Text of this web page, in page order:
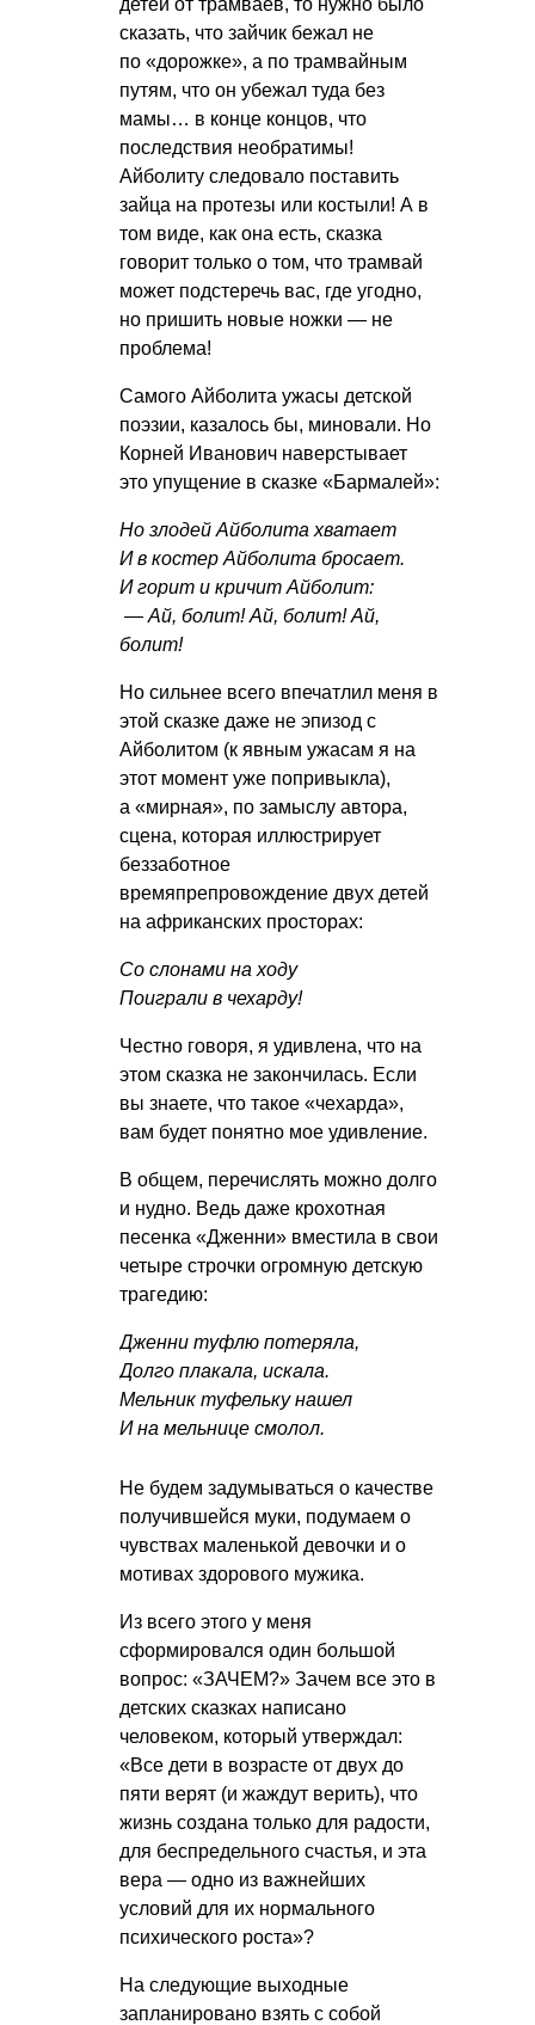
сказать, что зайчик бежал не
по «дорожке», а по трамвайным
путям, что он убежал туда без
мамы… в конце концов, что
последствия необратимы!
Айболиту следовало поставить
зайца на протезы или костыли! А в
том виде, как она есть, сказка
говорит только о том, что трамвай
может подстеречь вас, где угодно,
но пришить новые ножки — не
проблема!
Самого Айболита ужасы детской
поэзии, казалось бы, миновали. Но
Корней Иванович наверстывает
это упущение в сказке «Бармалей»:
Но злодей Айболита хватает
И в костер Айболита бросает.
И горит и кричит Айболит:
— Ай, болит! Ай, болит! Ай,
болит!
Но сильнее всего впечатлил меня в
этой сказке даже не эпизод с
Айболитом (к явным ужасам я на
этот момент уже попривыкла),
а «мирная», по замыслу автора,
сцена, которая иллюстрирует
беззаботное
времяпрепровождение двух детей
на африканских просторах:
Со слонами на ходу
Поиграли в чехарду!
Честно говоря, я удивлена, что на
этом сказка не закончилась. Если
вы знаете, что такое «чехарда»,
вам будет понятно мое удивление.
В общем, перечислять можно долго
и нудно. Ведь даже крохотная
песенка «Дженни» вместила в свои
четыре строчки огромную детскую
трагедию:
Дженни туфлю потеряла,
Долго плакала, искала.
Мельник туфельку нашел
И на мельнице смолол.
Не будем задумываться о качестве
получившейся муки, подумаем о
чувствах маленькой девочки и о
мотивах здорового мужика.
Из всего этого у меня
сформировался один большой
вопрос: «ЗАЧЕМ?» Зачем все это в
детских сказках написано
человеком, который утверждал:
«Все дети в возрасте от двух до
пяти верят (и жаждут верить), что
жизнь создана только для радости,
для беспредельного счастья, и эта
вера — одно из важнейших
условий для их нормального
психического роста»?
На следующие выходные
запланировано взять с собой